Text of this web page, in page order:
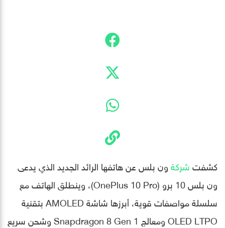
كشفتشركةون بلس عن هاتفها الرائد الجديد الذي يدعى
ون بلس 10 برو (OnePlus 10 Pro)، وينطلق الهاتف مع
سلسلة مواصفات قوية، أبرزها شاشة AMOLED بتقنية
OLED LTPO ومعالج Snapdragon 8 Gen 1 وشحن سريع